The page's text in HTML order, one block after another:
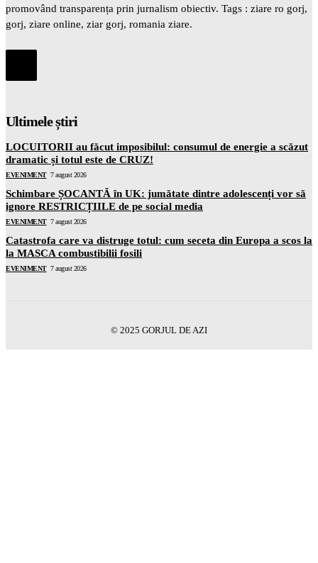
promovând transparența prin jurnalism obiectiv. Tags : ziare ro gorj,
gorj, ziare online, ziar gorj, romania ziare.
Ultimele știri
LOCUITORII au făcut imposibilul: consumul de energie a scăzut
dramatic și totul este de CRUZ!
EVENIMENT 7 august 2026
Schimbare ȘOCANTĂ în UK: jumătate dintre adolescenți vor să
ignore RESTRICȚIILE de pe social media
EVENIMENT 7 august 2026
Catastrofa care va distruge totul: cum seceta din Europa a scos la
la MASCA combustibilii fosili
EVENIMENT 7 august 2026
© 2025 GORJUL DE AZI